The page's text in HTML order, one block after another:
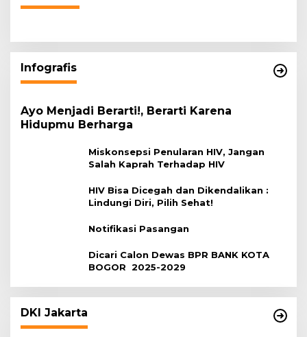
Infografis
Ayo Menjadi Berarti!, Berarti Karena
Hidupmu Berharga
Miskonsepsi Penularan HIV, Jangan
Salah Kaprah Terhadap HIV
HIV Bisa Dicegah dan Dikendalikan :
Lindungi Diri, Pilih Sehat!
Notifikasi Pasangan
Dicari Calon Dewas BPR BANK KOTA
BOGOR 2025-2029
DKI Jakarta